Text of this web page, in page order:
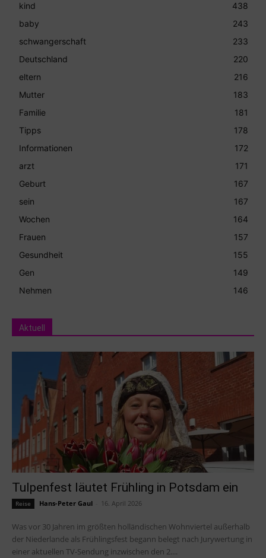
kind
438
baby
243
schwangerschaft
233
Deutschland
220
eltern
216
Mutter
183
Familie
181
Tipps
178
Informationen
172
arzt
171
Geburt
167
sein
167
Wochen
164
Frauen
157
Gesundheit
155
Gen
149
Nehmen
146
Aktuell
Tulpenfest läutet Frühling in Potsdam ein
Reise Hans-Peter Gaul 16. April 2026
Was vor 30 Jahren im größten holländischen Wohnviertel außerhalb
der Niederlande als Frühlingsfest begann belegt nach Jurywertung in
einer aktuellen TV-Sendung inzwischen den 2....